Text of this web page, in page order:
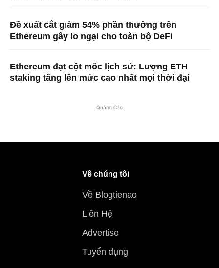
Đề xuất cắt giảm 54% phần thưởng trên
Ethereum gây lo ngại cho toàn bộ DeFi
Ethereum đạt cột mốc lịch sử: Lượng ETH
staking tăng lên mức cao nhất mọi thời đại
Quảng Cáo
Về chúng tôi
Về Blogtienao
Liên Hệ
Advertise
Tuyển dụng